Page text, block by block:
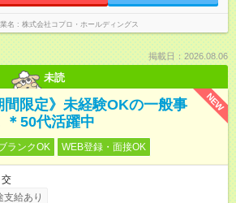
名 株式会社コプロ・ホールディングス
掲載日：2026.08.06
未読
NEW
間限定》未経験OKの一般事
＊50代活躍中
ランクOK WEB登録・面接OK
支給あり